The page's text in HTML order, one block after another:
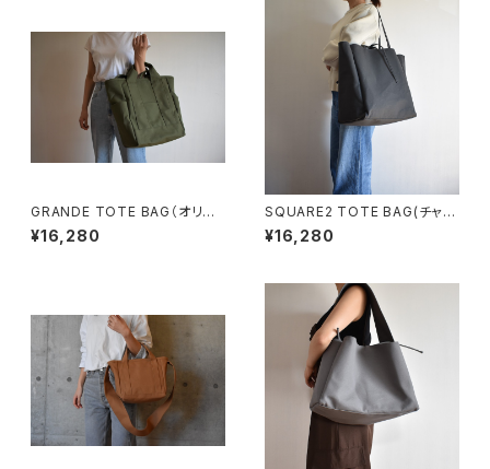
GRANDE TOTE BAG（オリー
ブ/カーキ）
¥16,280
SQUARE2 TOTE BAG(チャコ
ール/グレー）
¥16,280